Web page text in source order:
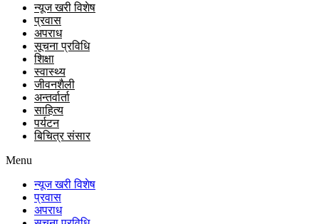
न्यूज खरी विशेष
प्रवास
अपराध
सूचना प्रविधि
शिक्षा
स्वास्थ्य
जीवनशैली
अन्तर्वार्ता
साहित्य
पर्यटन
बिचित्र संसार
Menu
न्यूज खरी विशेष
प्रवास
अपराध